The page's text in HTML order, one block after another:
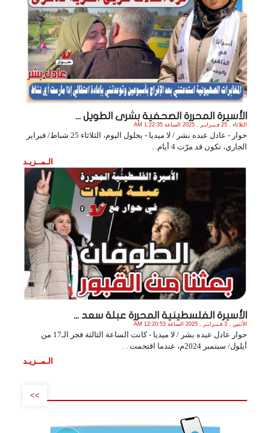
الأسيرة المحررة الصحفية بشرى الطويل ...
الثلاثاء , 25 فـبـرايـر , 2025 الساعة 1:22:35 AM
حوار - عادل عبده بشر / لا ميديا - بحلول اليوم، الثلاثاء 25 شباط/ فبراير
الجاري، تكون قد مرّت 4 أيام. .
الـمــزيـد
الأسيرة الفلسطينية المحررة عبلة سعد ...
الأثنين , 3 فـبـرايـر , 2025 الساعة 12:20:53 AM
حوار عادل عبده بشر / لا ميديا - كانت الساعة الثالثة فجر الـ17 من
أيلول/ سبتمبر 2024م، عندما اقتحمت . .
الـمــزيـد
>>